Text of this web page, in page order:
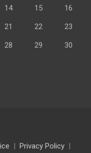
14 15 16
21 22 23
28 29 30
Privacy Policy